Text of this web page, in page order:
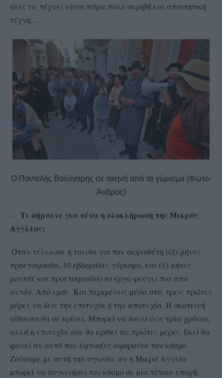
όλες τις τέχνες είναι πάρα πολύ ακριβή και απαιτητική
τέχνη…
Ο Παντελής Βούλγαρης σε σκηνή από το γύρισμα (Φωτο-
Άνδρος)
— Τι σήμαινε για σένα η ολοκλήρωση της Μικράς
Αγγλίας;
τέλειωσε η ταινία για τον σκηνοθέτη (έξι μήνες
προετοιμασία, 10 εβδομάδες γύρισμα, και έξι μήνες
μοντάζ και προετοιμασία) το έργο φεύγει πια από
αυτόν. Από εμάς. Και περιμένεις μέσα στις τρεις πρώτες
μέρες να δεις την επιτυχία ή την αποτυχία. Η σκοτεινή
αίθουσα θα σε κρίνει. Μπορεί να δουλεύεις τρία χρόνια,
αλλά η επιτυχία σου θα κριθεί τις πρώτες μέρες. Εκεί θα
φανεί αν αυτό που έφτιαξες αφορούσε τον κόσμο.
Ζούσαμε με αυτή την αγωνία: αν η Μικρά Αγγλία
μπορεί να συγκινήσει τον κόσμο σε μια τέτοια εποχή;